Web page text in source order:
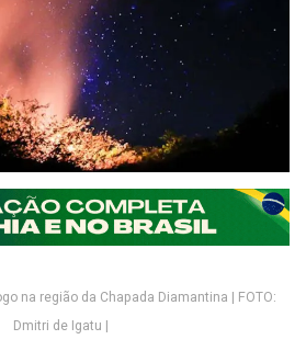
na região da Chapada Diamantina | FOTO:
Dmitri de Igatu |